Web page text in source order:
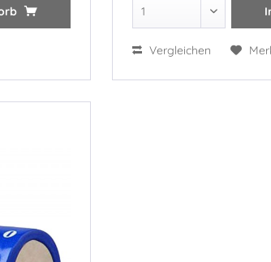
Vergleichen